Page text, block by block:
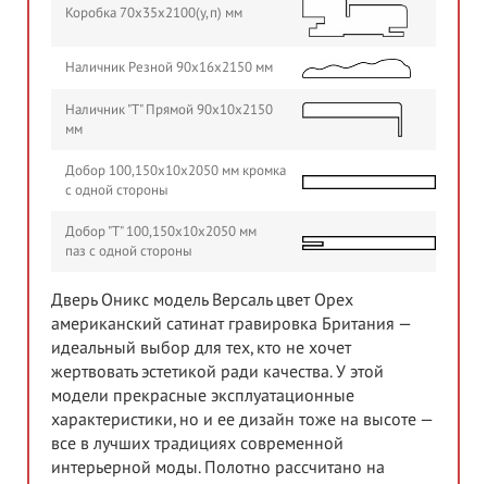
Коробка 70х35х2100(у,п) мм
Наличник Резной 90х16х2150 мм
Наличник "Т" Прямой 90х10х2150
мм
Добор 100,150х10х2050 мм кромка
с одной стороны
Добор "Т" 100,150х10х2050 мм
паз с одной стороны
Дверь Оникс модель Версаль цвет Орех
американский сатинат гравировка Британия —
идеальный выбор для тех, кто не хочет
жертвовать эстетикой ради качества. У этой
модели прекрасные эксплуатационные
характеристики, но и ее дизайн тоже на высоте —
все в лучших традициях современной
интерьерной моды. Полотно рассчитано на